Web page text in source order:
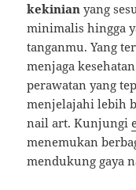
kekinian yang
minimalis hingga
tanganmu. Yang
menjaga
perawatan yang
menjelajahi lebih
nail art. Kunjungi
menemukan
mendukung gaya